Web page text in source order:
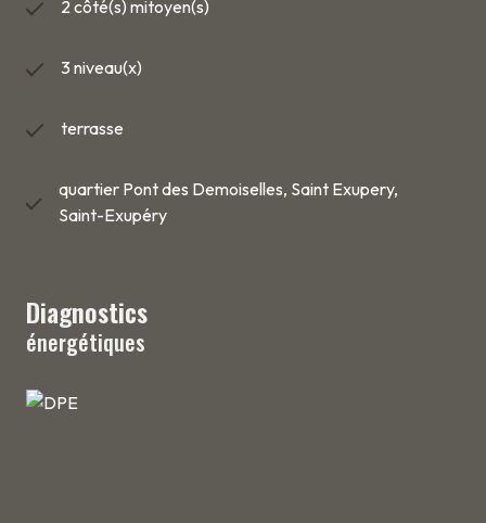
2 côté(s) mitoyen(s)
3 niveau(x)
terrasse
quartier Pont des Demoiselles, Saint Exupery,
Saint-Exupéry
Diagnostics
énergétiques